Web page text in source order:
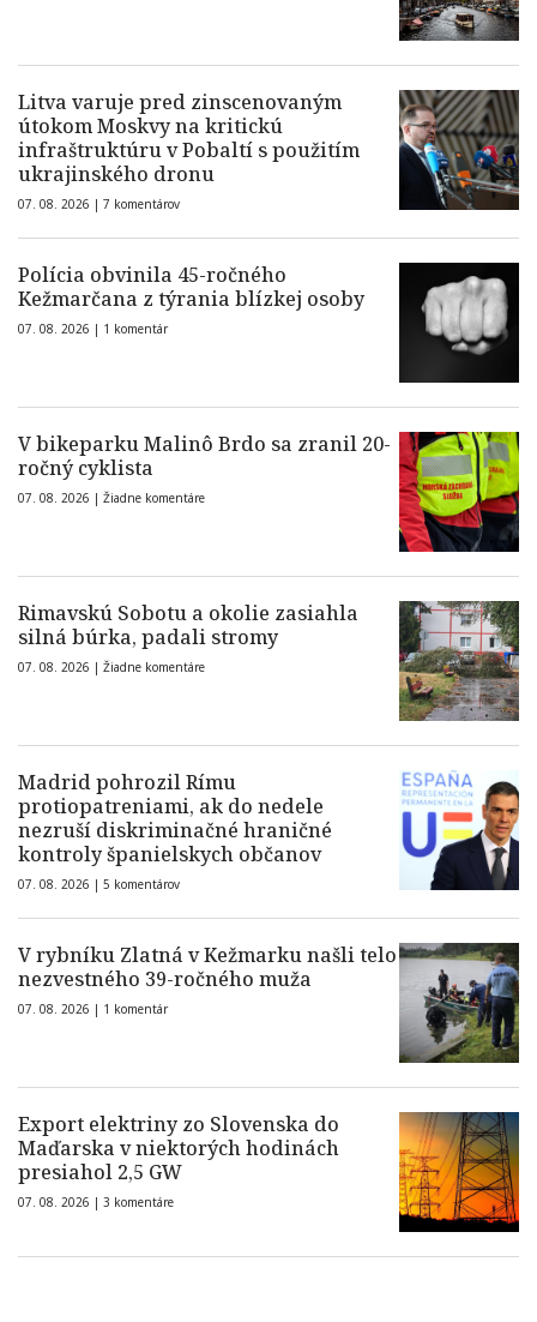
Litva varuje pred zinscenovaným
útokom Moskvy na kritickú
infraštruktúru v Pobaltí s použitím
ukrajinského dronu
07. 08. 2026 | 7 komentárov
Polícia obvinila 45-ročného
Kežmarčana z týrania blízkej osoby
07. 08. 2026 | 1 komentár
V bikeparku Malinô Brdo sa zranil 20-
ročný cyklista
07. 08. 2026 | Žiadne komentáre
Rimavskú Sobotu a okolie zasiahla
silná búrka, padali stromy
07. 08. 2026 | Žiadne komentáre
Madrid pohrozil Rímu
protiopatreniami, ak do nedele
nezruší diskriminačné hraničné
kontroly španielskych občanov
07. 08. 2026 | 5 komentárov
V rybníku Zlatná v Kežmarku našli telo
nezvestného 39-ročného muža
07. 08. 2026 | 1 komentár
Export elektriny zo Slovenska do
Maďarska v niektorých hodinách
presiahol 2,5 GW
07. 08. 2026 | 3 komentáre